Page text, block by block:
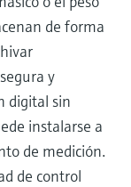
de forma
y
digital sin
instalarse a
de medición.
de control